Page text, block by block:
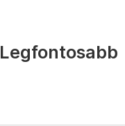
Legfontosabb